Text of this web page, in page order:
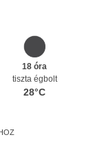
18 óra
tiszta égbolt
28°C